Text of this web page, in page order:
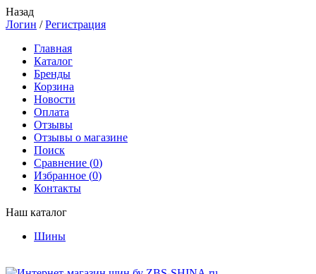
Назад
Логин /Регистрация
Главная
Каталог
Бренды
Корзина
Новости
Оплата
Отзывы
Отзывы о магазине
Поиск
Сравнение (0)
Избранное (0)
Контакты
Наш каталог
Шины